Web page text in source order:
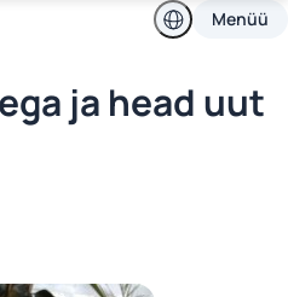
Menüü
Eesti keeles
ja head uut